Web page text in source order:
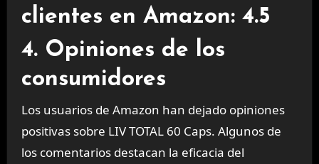
clientes en Amazon: 4.5
4. Opiniones de los
consumidores
Los usuarios de Amazon han dejado opiniones
positivas sobre LIV TOTAL 60 Caps. Algunos de
los comentarios destacan la eficacia del